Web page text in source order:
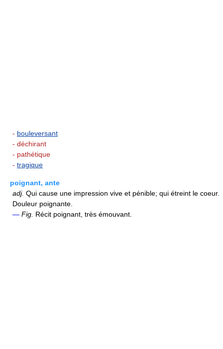
- bouleversant
- déchirant
- pathétique
- tragique
poignant, ante
adj. Qui cause une impression vive et pénible; qui étreint le coeur.
Douleur poignante.
— Fig. Récit poignant, très émouvant.